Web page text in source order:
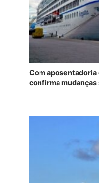
Com aposentadoria
confirma